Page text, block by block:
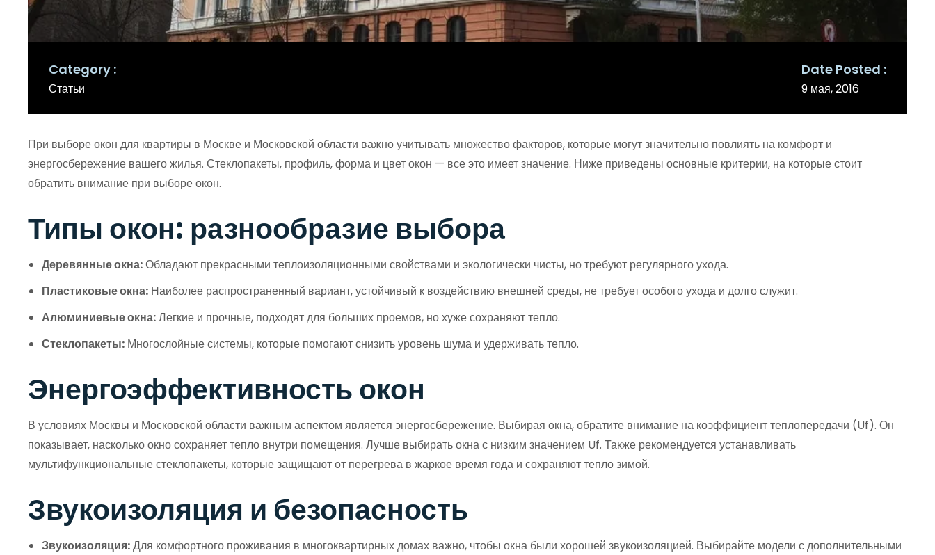
Category
Статьи
Date Posted
9 мая, 2016
При выборе окон для квартиры в Москве и Московской области важно учитывать множество факторов, которые могут значительно повлиять на комфорт и
энергосбережение вашего жилья. Стеклопакеты, профиль, форма и цвет окон — все это имеет значение. Ниже приведены основные критерии, на которые стоит
обратить внимание при выборе окон.
Типы окон: разнообразие выбора
Деревянные окна:Обладают прекрасными теплоизоляционными свойствами и экологически чисты, но требуют регулярного ухода.
Пластиковые окна: Наиболее распространенный вариант, устойчивый к воздействию внешней среды, не требует особого ухода и долго служит.
Алюминиевые окна:Легкие и прочные, подходят для больших проемов, но хуже сохраняют тепло.
Стеклопакеты: Многослойные системы, которые помогают снизить уровень шума и удерживать тепло.
Энергоэффективность окон
В условиях Москвы и Московской области важным аспектом является энергосбережение. Выбирая окна, обратите внимание на коэффициент теплопередачи (Uf). Он
показывает, насколько окно сохраняет тепло внутри помещения. Лучше выбирать окна с низким значением Uf. Также рекомендуется устанавливать
мультифункциональные стеклопакеты, которые защищают от перегрева в жаркое время года и сохраняют тепло зимой.
Звукоизоляция и безопасность
Звукоизоляция:Для комфортного проживания в многоквартирных домах важно, чтобы окна были хорошей звукоизоляцией. Выбирайте модели с дополнительными